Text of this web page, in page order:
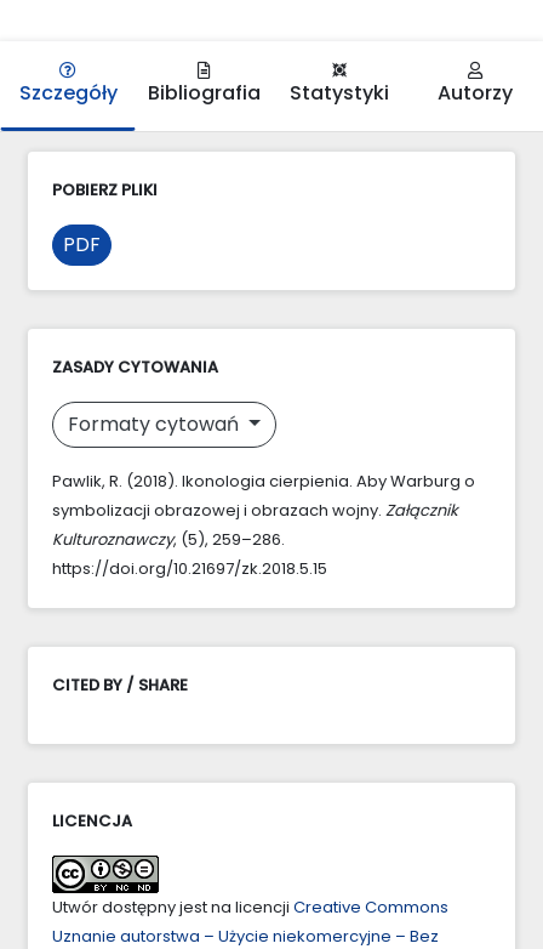
Szczegóły Bibliografia Statystyki Autorzy
POBIERZ PLIKI
PDF
ZASADY CYTOWANIA
Formaty cytowań
Pawlik, R. (2018). Ikonologia cierpienia. Aby Warburg o
symbolizacji obrazowej i obrazach wojny. Załącznik
Kulturoznawczy, (5), 259–286.
https://doi.org/10.21697/zk.2018.5.15
CITED BY / SHARE
LICENCJA
Utwór dostępny jest na licencji Creative Commons
Uznanie autorstwa – Użycie niekomercyjne – Bez